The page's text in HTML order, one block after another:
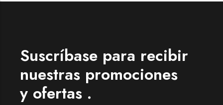
Suscríbase para recibir
nuestras promociones
y ofertas .